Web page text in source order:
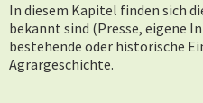
In diesem Kapitel finden sich
bekannt sind (Presse, eigene
bestehende oder historische
Agrargeschichte.